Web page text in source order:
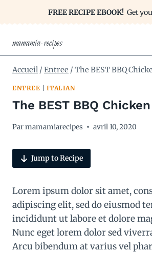
FREE RECIPE EBOOK!Get
mamamia-recipes
Accueil / Entree / The BEST BBQ
ENTREE |ITALIAN
The BEST BBQ
Parmamamiarecipes avril 10, 2020
Jump to Recipe
Lorem ipsum dolor sit amet,
adipiscing elit, sed do eiusmod
incididunt ut labore et dolore
Nunc eget lorem dolor sed
Arcu bibendum at varius vel